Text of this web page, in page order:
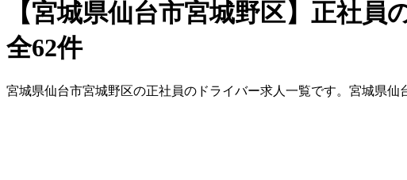
【宮城県仙台市宮城野区】正社
全62件
宮城県仙台市宮城野区の正社員の ドライバー求人一覧です。 宮城県仙